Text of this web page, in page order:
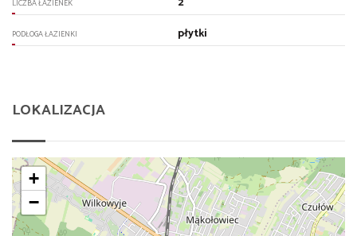
LICZBA ŁAZIENEK
PODŁOGA ŁAZIENKI płytki
LOKALIZACJA
+
−